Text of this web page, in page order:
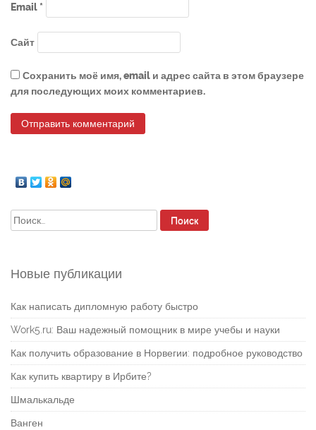
Email*
Сайт
Сохранить моё имя, email и адрес сайта в этом браузере
для последующих моих комментариев.
Найти:
Новые публикации
Как написать дипломную работу быстро
Work5.ru: Ваш надежный помощник в мире учебы и науки
Как получить образование в Норвегии: подробное руководство
Как купить квартиру в Ирбите?
Шмалькальде
Ванген